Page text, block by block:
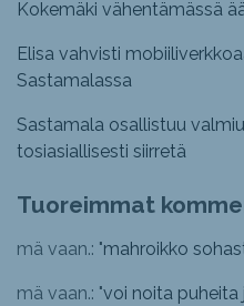
Kokemäki vähentämässä
Elisa vahvisti
Sastamalassa
Sastamala osallistuu
tosiasiallisesti siirretä
Tuoreimmat
mä vaan.: "mahroikko
mä vaan.: "voi noita puheita